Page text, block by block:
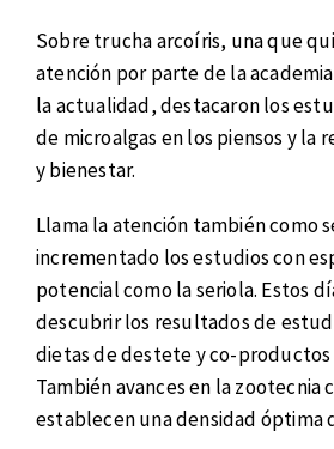
Sobre trucha arcoíris, una que
atención por parte de la
la actualidad, destacaron los
de microalgas en los piensos y la
y bienestar.
Llama la atención también como
incrementado los estudios con
potencial como la seriola. Estos
descubrir los resultados de
dietas de destete y co-productos
También avances en la
establecen una densidad óptima